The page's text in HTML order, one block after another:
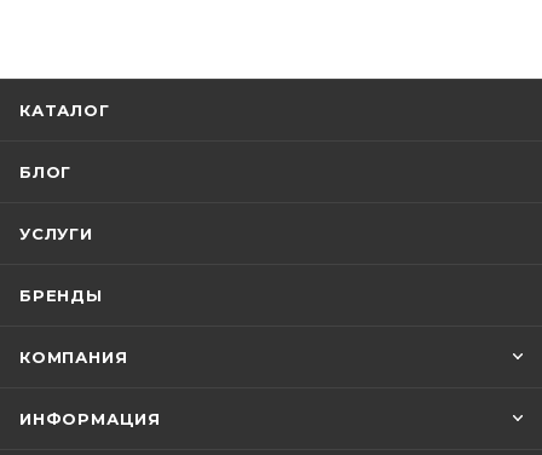
КАТАЛОГ
БЛОГ
УСЛУГИ
БРЕНДЫ
КОМПАНИЯ
ИНФОРМАЦИЯ